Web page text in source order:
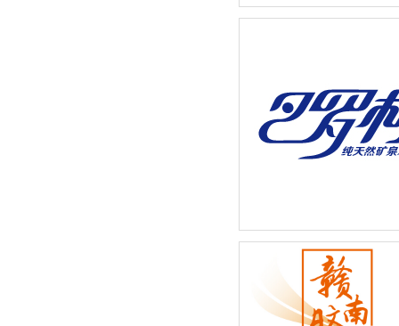
奶茶店招牌饮品宣传广告
巴罗柯矿泉水系列-新品包